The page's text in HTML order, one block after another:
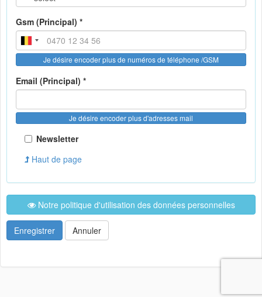
Gsm (Principal) *
Je désire encoder plus de numéros de téléphone /GSM
Email (Principal) *
Je désire encoder plus d'adresses mail
Newsletter
Haut de page
Notre politique d'utilisation des données personnelles
Enregistrer Annuler